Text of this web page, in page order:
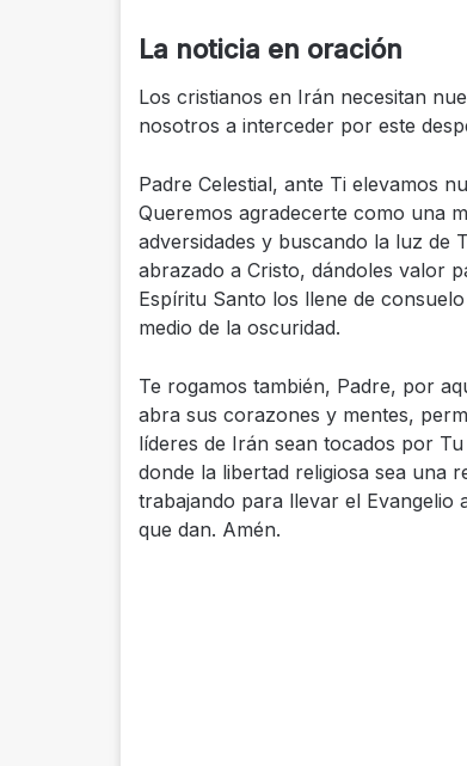
La noticia en oración
Los cristianos en Irán necesitan
nosotros a interceder por este
Padre Celestial, ante Ti elevamos
Queremos agradecerte como una
adversidades y buscando la luz de
abrazado a Cristo, dándoles valor
Espíritu Santo los llene de
medio de la oscuridad.
Te rogamos también, Padre, por
abra sus corazones y mentes,
líderes de Irán sean tocados por
donde la libertad religiosa sea una
trabajando para llevar el Evangelio
que dan. Amén.